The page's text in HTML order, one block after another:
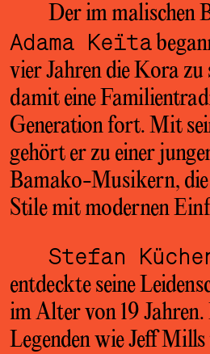
Der im malischen
Adama Keïta
vier Jahren die Kora zu
damit eine
Generation fort. Mit
gehört er zu einer
Bamako-Musikern,
Stile mit modernen
Stefan
entdeckte seine
im Alter von 19
Legenden wie Jeff